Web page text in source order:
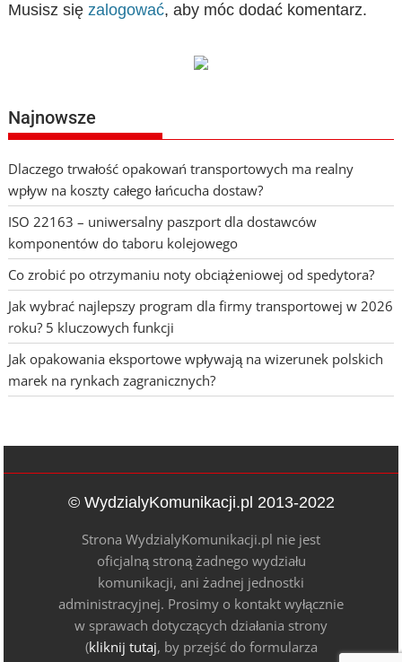
Musisz sięzalogować, aby móc dodać komentarz.
Najnowsze
Dlaczego trwałość opakowań transportowych ma realny
wpływ na koszty całego łańcucha dostaw?
ISO 22163 – uniwersalny paszport dla dostawców
komponentów do taboru kolejowego
Co zrobić po otrzymaniu noty obciążeniowej od spedytora?
Jak wybrać najlepszy program dla firmy transportowej w 2026
roku? 5 kluczowych funkcji
Jak opakowania eksportowe wpływają na wizerunek polskich
marek na rynkach zagranicznych?
© WydzialyKomunikacji.pl 2013-2022
Strona WydzialyKomunikacji.pl nie jest
oficjalną stroną żadnego wydziału
komunikacji, ani żadnej jednostki
administracyjnej. Prosimy o kontakt wyłącznie
w sprawach dotyczących działania strony
(kliknij tutaj, by przejść do formularza